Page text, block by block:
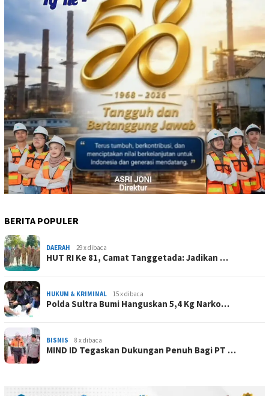
BERITA POPULER
DAERAH 29 x dibaca
HUT RI Ke 81, Camat Tanggetada: Jadikan …
HUKUM & KRIMINAL 15 x dibaca
Polda Sultra Bumi Hanguskan 5,4 Kg Narko…
BISNIS 8 x dibaca
MIND ID Tegaskan Dukungan Penuh Bagi PT …